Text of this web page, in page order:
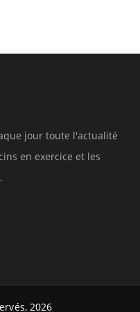
jour toute l'actualité
en exercice et les
2026